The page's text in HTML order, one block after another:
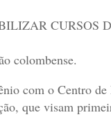
CURSOS
colombense.
com o Centro
que visam